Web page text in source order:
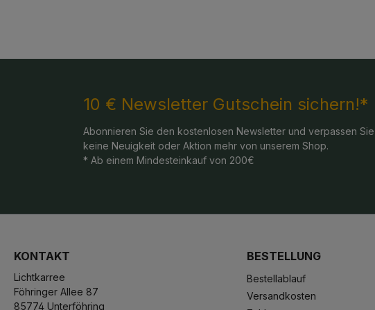
10 € Newsletter Gutschein sichern!*
Abonnieren Sie den kostenlosen Newsletter und verpassen Sie
keine Neuigkeit oder Aktion mehr von unserem Shop.
* Ab einem Mindesteinkauf von 200€
KONTAKT
Lichtkarree
Föhringer Allee 87
85774 Unterföhring
BESTELLUNG
Bestellablauf
Versandkosten